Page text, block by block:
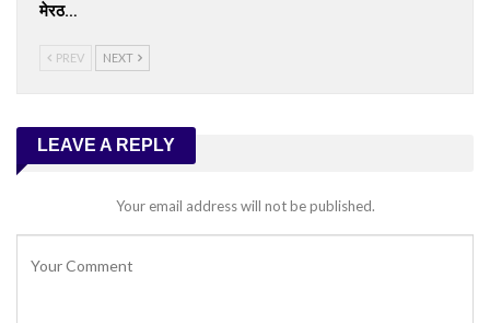
मेरठ…
PREV NEXT
LEAVE A REPLY
Your email address will not be published.